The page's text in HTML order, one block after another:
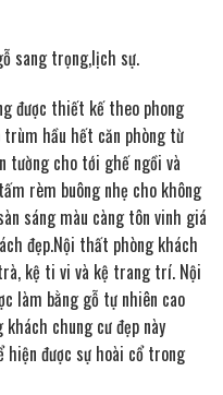
sang trọng,lịch sự.
được thiết kế theo phong
trùm hầu hết căn phòng từ
tường cho tới ghế ngồi và
rèm buông nhẹ cho không
sáng màu càng tôn vinh giá
đẹp.Nội thất phòng khách
kệ ti vi và kệ trang trí. Nội
làm bằng gỗ tự nhiên cao
chung cư đẹp này
hiện được sự hoài cổ trong